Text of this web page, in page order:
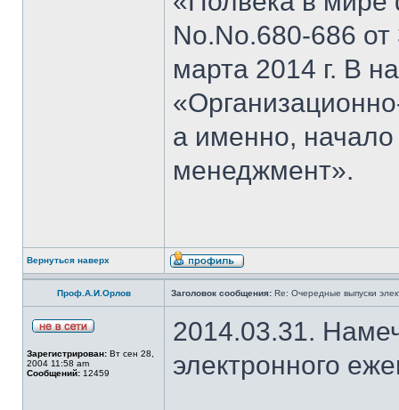
No.No.680-686
марта 2014 г. В
а именно,
менеджмент».
Вернуться наверх
Проф.А.И.Орлов Заголовок сообщения: Re: Очередные выпуски
Зарегистрирован: Вт сен 28,
2004 11:58 am
Сообщений: 12459
2014.03.31.
электронного